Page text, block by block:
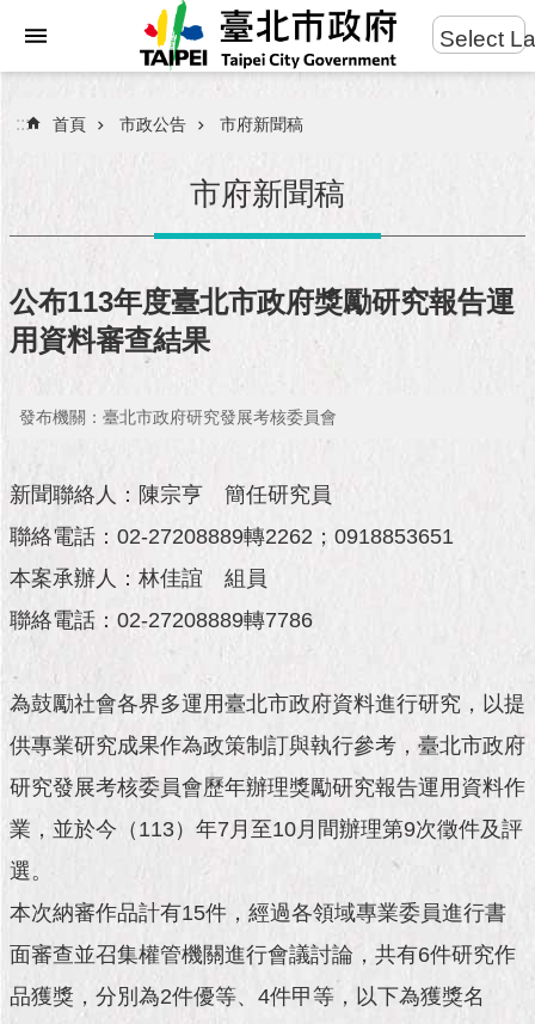
進
搜
民
服
務
府
隊
市
政
公
告
政
景
及
成
果
政
料
館
Select
::: 首頁 市政公告 市府新聞稿
市府新聞稿
公布113年度臺北市政府獎勵研究報告運
用資料審查結果
發布機關：臺北市政府研究發展考核委員會
新聞聯絡人：陳宗亨 簡任研究員
聯絡電話：02-27208889轉2262；0918853651
本案承辦人：林佳誼 組員
聯絡電話：02-27208889轉7786
為鼓勵社會各界多運用臺北市政府資料進行研究，以提
供專業研究成果作為政策制訂與執行參考，臺北市政府
研究發展考核委員會歷年辦理獎勵研究報告運用資料作
業，並於今（113）年7月至10月間辦理第9次徵件及評
選。
本次納審作品計有15件，經過各領域專業委員進行書
面審查並召集權管機關進行會議討論，共有6件研究作
品獲獎，分別為2件優等、4件甲等，以下為獲獎名